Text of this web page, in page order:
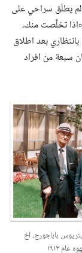
الثانية اوزارها عام ١٩٤٥.‏ ولكن لم يطلَق سراحي على
تخلَّصت منك،‏
بعد اطلاق
سبعة من افراد
باباجورج،‏ اخ
١٩١٣